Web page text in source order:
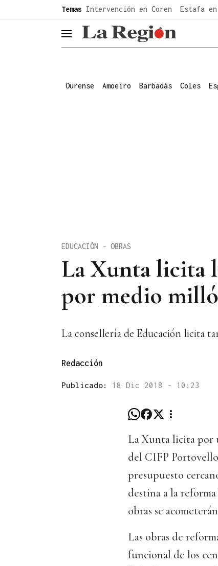
Temas Intervención en Coren Estafa
header.menu.open
Ourense Amoeiro Barbadás Coles
La Xunta licita
por medio
EDUCACIÓN - OBRAS
La consellería de Educación licita
Redacción
Publicado: 18 Dic 2018 - 10:23
La Xunta licita por
del CIFP
presupuesto
destina a la
obras se
Las obras de
funcional de los